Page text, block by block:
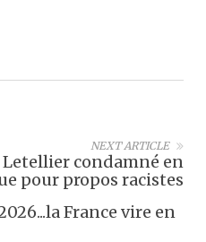
NEXT ARTICLE
Letellier condamné en
pour propos racistes
France vire en